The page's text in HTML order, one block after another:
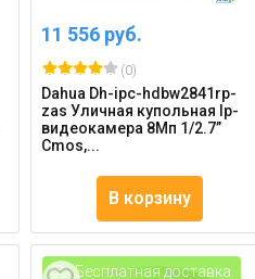
11 556 руб.
(0)
Dahua Dh-ipc-hdbw2841rp-
zas Уличная купольная Ip-
видеокамера 8Мп 1/2.7”
Cmos,...
В корзину
Бесплатная доставка